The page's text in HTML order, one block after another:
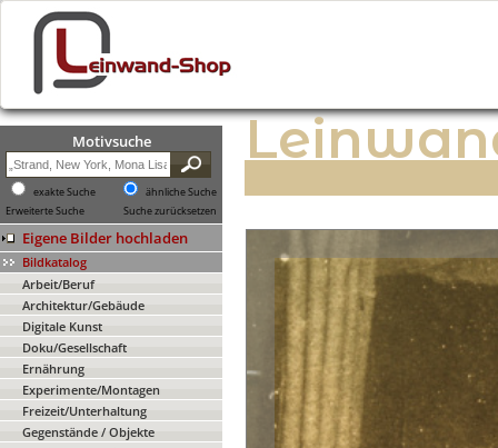
Motivsuche
exakte Suche
ähnliche Suche
Erweiterte Suche
Suche zurücksetzen
Eigene Bilder hochladen
Bildkatalog
Arbeit/Beruf
Architektur/Gebäude
Digitale Kunst
Doku/Gesellschaft
Ernährung
Experimente/Montagen
Freizeit/Unterhaltung
Gegenstände / Objekte